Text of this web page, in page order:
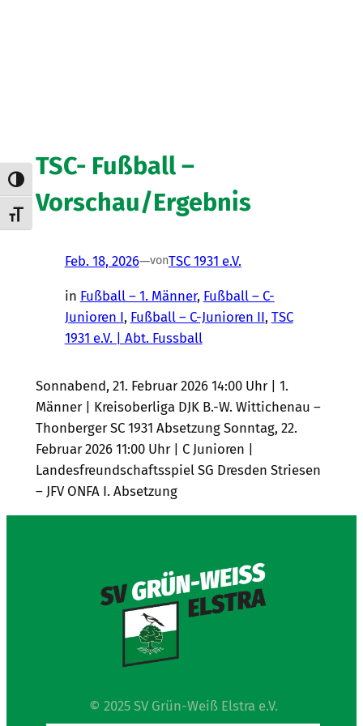
Umschalten auf hohe Kontraste
Schrift vergrößern
TSC- Fußball –
Vorschau/Ergebnis
Feb. 18, 2026—vonTSC 1931 e.V.
in Fußball – 1. Männer, Fußball – C-
Junioren I, Fußball – C-Junioren II, TSC
1931 e.V. | Abt. Fussball
Sonnabend, 21. Februar 2026 14:00 Uhr | 1.
Männer | Kreisoberliga DJK B.-W. Wittichenau –
Thonberger SC 1931 Absetzung Sonntag, 22.
Februar 2026 11:00 Uhr | C Junioren |
Landesfreundschaftsspiel SG Dresden Striesen
– JFV ONFA I. Absetzung
© 2025 SV Grün-Weiß Elstra e.V.